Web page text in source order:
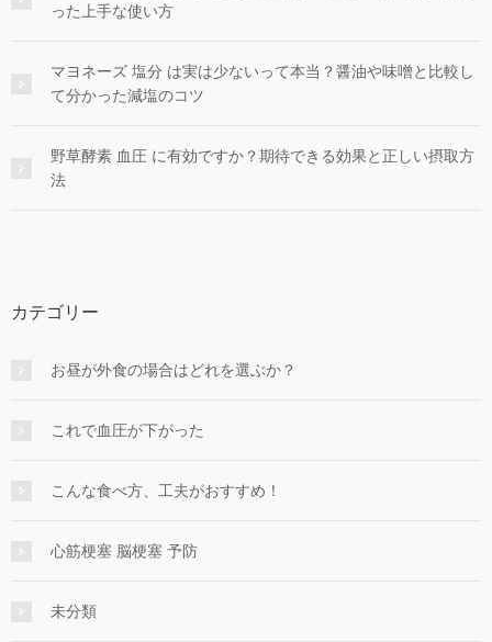
った上手な使い方
マヨネーズ 塩分 は実は少ないって本当？醤油や味噌と比較し
て分かった減塩のコツ
野草酵素 血圧 に有効ですか？期待できる効果と正しい摂取方
法
カテゴリー
お昼が外食の場合はどれを選ぶか？
これで血圧が下がった
こんな食べ方、工夫がおすすめ！
心筋梗塞 脳梗塞 予防
未分類